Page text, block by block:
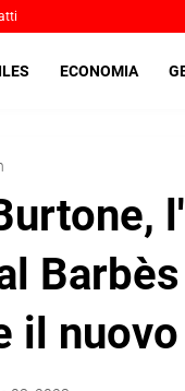
ECONOMIA
il